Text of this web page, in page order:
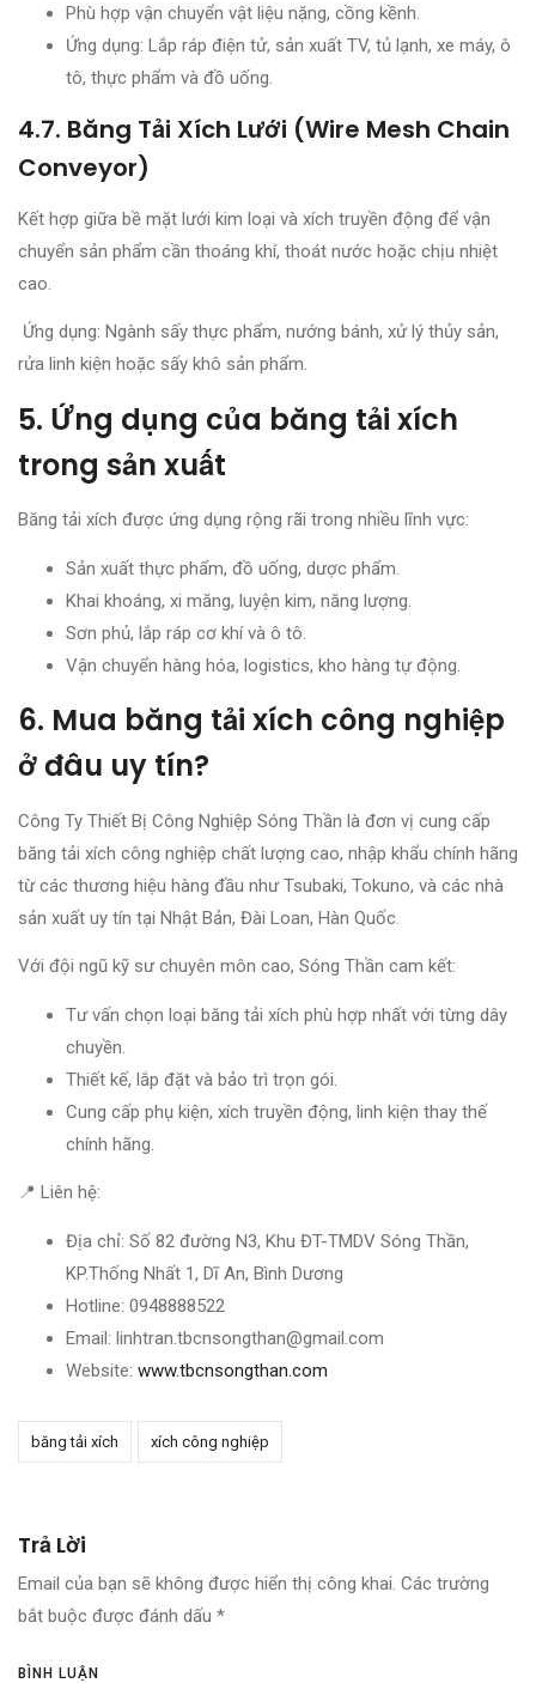
Phù hợp vận chuyển vật liệu nặng, cồng kềnh.
Ứng dụng: Lắp ráp điện tử, sản xuất TV, tủ lạnh, xe máy, ô
tô, thực phẩm và đồ uống.
4.7. Băng Tải Xích Lưới (Wire Mesh Chain
Conveyor)
Kết hợp giữa bề mặt lưới kim loại và xích truyền động để vận
chuyển sản phẩm cần thoáng khí, thoát nước hoặc chịu nhiệt
cao.
Ứng dụng: Ngành sấy thực phẩm, nướng bánh, xử lý thủy sản,
rửa linh kiện hoặc sấy khô sản phẩm.
5. Ứng dụng của băng tải xích
trong sản xuất
Băng tải xích được ứng dụng rộng rãi trong nhiều lĩnh vực:
Sản xuất thực phẩm, đồ uống, dược phẩm.
Khai khoáng, xi măng, luyện kim, năng lượng.
Sơn phủ, lắp ráp cơ khí và ô tô.
Vận chuyển hàng hóa, logistics, kho hàng tự động.
6. Mua băng tải xích công nghiệp
ở đâu uy tín?
Công Ty Thiết Bị Công Nghiệp Sóng Thần là đơn vị cung cấp
băng tải xích công nghiệp chất lượng cao, nhập khẩu chính hãng
từ các thương hiệu hàng đầu như Tsubaki, Tokuno, và các nhà
sản xuất uy tín tại Nhật Bản, Đài Loan, Hàn Quốc.
Với đội ngũ kỹ sư chuyên môn cao, Sóng Thần cam kết:
Tư vấn chọn loại băng tải xích phù hợp nhất với từng dây
chuyền.
Thiết kế, lắp đặt và bảo trì trọn gói.
Cung cấp phụ kiện, xích truyền động, linh kiện thay thế
chính hãng.
📍 Liên hệ:
Địa chỉ: Số 82 đường N3, Khu ĐT-TMDV Sóng Thần,
KP.Thống Nhất 1, Dĩ An, Bình Dương
Hotline: 0948888522
Email: linhtran.tbcnsongthan@gmail.com
Website: www.tbcnsongthan.com
băng tải xích xích công nghiệp
Trả Lời
Email của bạn sẽ không được hiển thị công khai. Các trường
bắt buộc được đánh dấu *
BÌNH LUẬN